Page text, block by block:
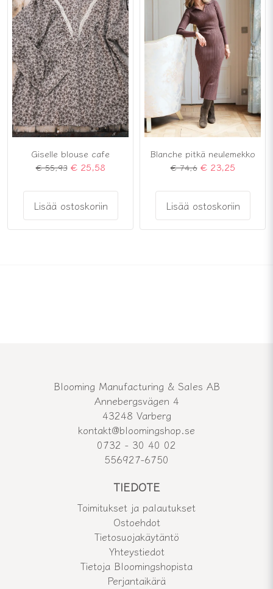
Giselle blouse cafe
€ 55,93 € 25,58
Lisää ostoskoriin
Blanche pitkä neulemekko
€ 74,6 € 23,25
Lisää ostoskoriin
Blooming Manufacturing & Sales AB
Annebergsvägen 4
43248 Varberg
kontakt@bloomingshop.se
0732 - 30 40 02
556927-6750
TIEDOTE
Toimitukset ja palautukset
Ostoehdot
Tietosuojakäytäntö
Yhteystiedot
Tietoja Bloomingshopista
Perjantaikärä